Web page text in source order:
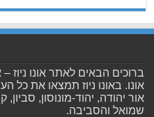
ברוכים הבאים לאתר אונו
אונו. באונו ניוז תמצאו את כל
אור יהודה, יהוד-מונוסון, סביון,
שמואל והסביבה.